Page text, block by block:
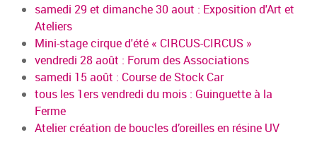
samedi 29 et dimanche 30 aout : Exposition d'Art et
Ateliers
Mini-stage cirque d'été « CIRCUS-CIRCUS »
vendredi 28 août : Forum des Associations
samedi 15 août : Course de Stock Car
tous les 1ers vendredi du mois : Guinguette à la
Ferme
Atelier création de boucles d’oreilles en résine UV